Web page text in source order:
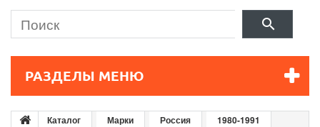
РАЗДЕЛЫ МЕНЮ
Каталог Марки Россия
1980-1991